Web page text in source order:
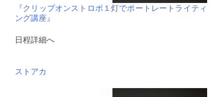
『クリップオンストロボ１灯でポートレートライティ
ング講座』
日程詳細へ
ストアカ